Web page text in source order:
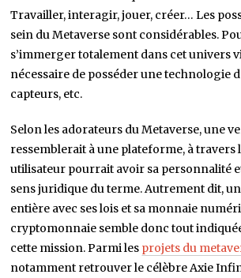
Travailler, interagir, jouer, créer… Les
sein du Metaverse sont considérables.
s’immerger totalement dans cet univers
nécessaire de posséder une technologie
capteurs, etc.
Selon les adorateurs du Metaverse, une
ressemblerait à une plateforme, à travers
utilisateur pourrait avoir sa personnalité
sens juridique du terme. Autrement dit,
entière avec ses lois et sa monnaie
cryptomonnaie semble donc tout
cette mission. Parmi les projets du
notamment retrouver le célèbre Axie